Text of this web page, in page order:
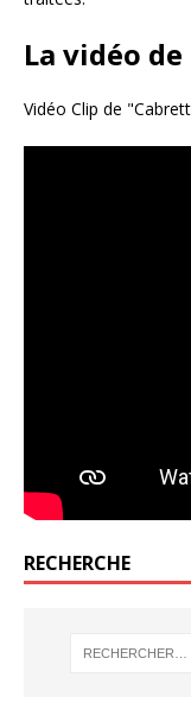
La vidéo
Vidéo Clip de
RECHERCHE